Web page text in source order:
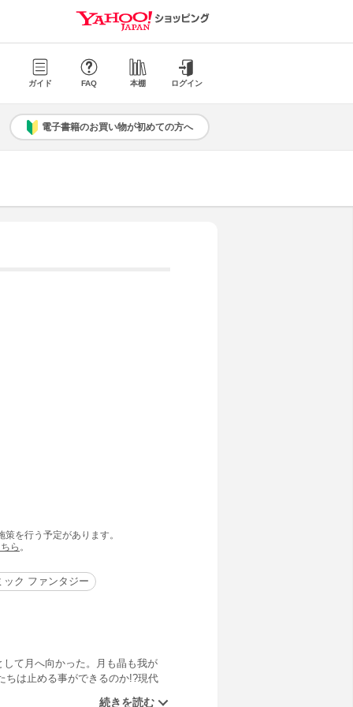
ガイド FAQ 本棚 ログイン
電子書籍のお買い物が初めての方へ
を行う予定があります。
ら 。
ック ファンタジー
て月へ向かった。月も晶も我が
ちは止める事ができるのか!?現代